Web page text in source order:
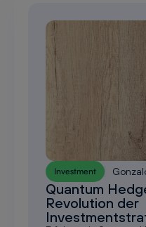
Investment
Quantum
Revolution der